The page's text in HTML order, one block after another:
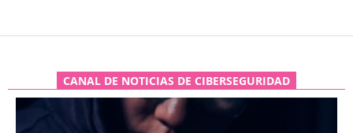
CANAL DE NOTICIAS DE CIBERSEGURIDAD